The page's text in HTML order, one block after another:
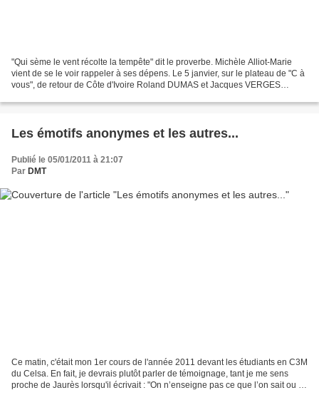
"Qui sème le vent récolte la tempête" dit le proverbe. Michèle Alliot-Marie
vient de se le voir rappeler à ses dépens. Le 5 janvier, sur le plateau de "C à
vous", de retour de Côte d'Ivoire Roland DUMAS et Jacques VERGES
Les émotifs anonymes et les autres...
Publié le 05/01/2011 à 21:07
Par DMT
Ce matin, c'était mon 1er cours de l'année 2011 devant les étudiants en C3M
du Celsa. En fait, je devrais plutôt parler de témoignage, tant je me sens
proche de Jaurès lorsqu'il écrivait : "On n’enseigne pas ce que l’on sait ou ce